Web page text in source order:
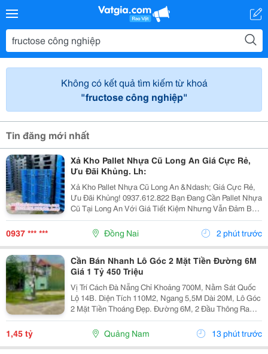
Không có kết quả tìm kiếm từ khoá
"fructose công nghiệp"
Tin đăng mới nhất
Xả Kho Pallet Nhựa Cũ Long An Giá Cực Rẻ,
Ưu Đãi Khủng. Lh:
Xả Kho Pallet Nhựa Cũ Long An &Ndash; Giá Cực Rẻ,
Ưu Đãi Khủng! 0937.612.822 Bạn Đang Cần Pallet Nhựa
Cũ Tại Long An Với Giá Tiết Kiệm Nhưng Vẫn Đảm Bảo
Chất Lượng? Đừng Bỏ Lỡ Chương Trình Xả Kho Số
Lượng Lớn Với Mức Giá Cực Ưu Đãi! ✅ Sản Phẩm...
0937 *** *** Đồng Nai 2 phút trước
Cần Bán Nhanh Lô Góc 2 Mặt Tiền Đường 6M
Giá 1 Tỷ 450 Triệu
Vị Trí Cách Đà Nẵng Chỉ Khoảng 700M, Nằm Sát Quốc
Lộ 14B. Diện Tích 110M2, Ngang 5,5M Dài 20M, Lô Góc
2 Mặt Tiền Thoáng Đẹp. Đường 6M, 2 Đầu Thông Ra
Quốc Lộ 14B Và Đt609, Di Chuyển Thuận Tiện. Khu Dân
Cư Đông Đúc, Nhà Cửa Hiện Hữu, Tiện Ích...
1,45 tỷ Quảng Nam 13 phút trước